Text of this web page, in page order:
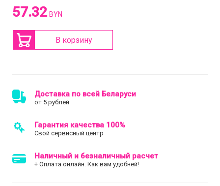
57.32 BYN
В корзину
Доставка по всей Беларуси
от 5 рублей
Гарантия качества 100%
Свой сервисный центр
Наличный и безналичный расчет
+ Оплата онлайн. Как вам удобней!